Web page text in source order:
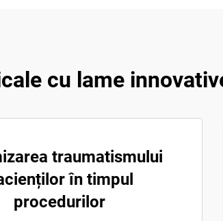
cu lame
traumatismului
în timpul
procedurilor